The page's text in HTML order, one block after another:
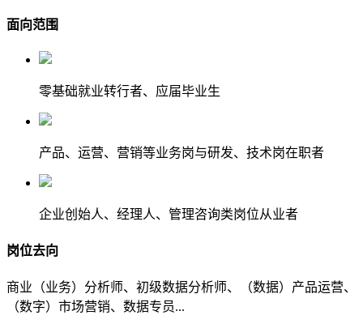
面向范围
零基础就业转行者、应届毕业生
产品、运营、营销等业务岗与研发、技术岗在职者
企业创始人、经理人、管理咨询类岗位从业者
岗位去向
商业（业务）分析师、初级数据分析师、（数据）产品运营、
（数字）市场营销、数据专员...